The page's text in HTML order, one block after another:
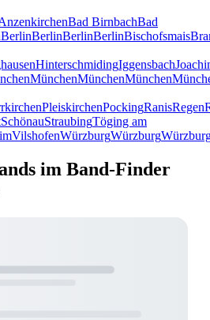
Bad BirnbachBad
BerlinBerlinBerlinBerlinBischofsmais
HinterschmidingIggensbach
MünchenMünchenMünchen
PleiskirchenPockingRanisRegen
SchönauStraubingTöging am
VilshofenWürzburgWürzburg
im Band-Finder